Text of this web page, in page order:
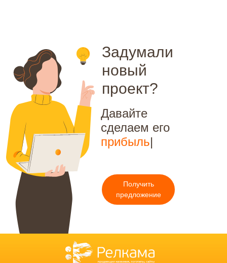
Задумали
новый
проект?
Давайте
сделаем его
конверсионны
Получить
предложение